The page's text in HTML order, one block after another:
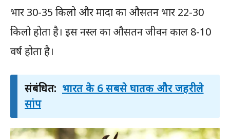
भार 30-35 किलो और मादा का औसतन भार 22-30
किलो होता है। इस नस्ल का औसतन जीवन काल 8-10
वर्ष होता है।
संबंधित: भारत के 6 सबसे घातक और जहरीले
सांप